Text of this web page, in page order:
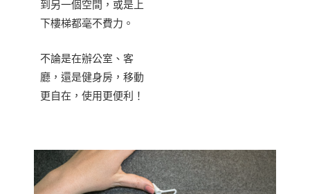
到另一個空間，或是上
下樓梯都毫不費力。
不論是在辦公室、客
廳，還是健身房，移動
更自在，使用更便利！